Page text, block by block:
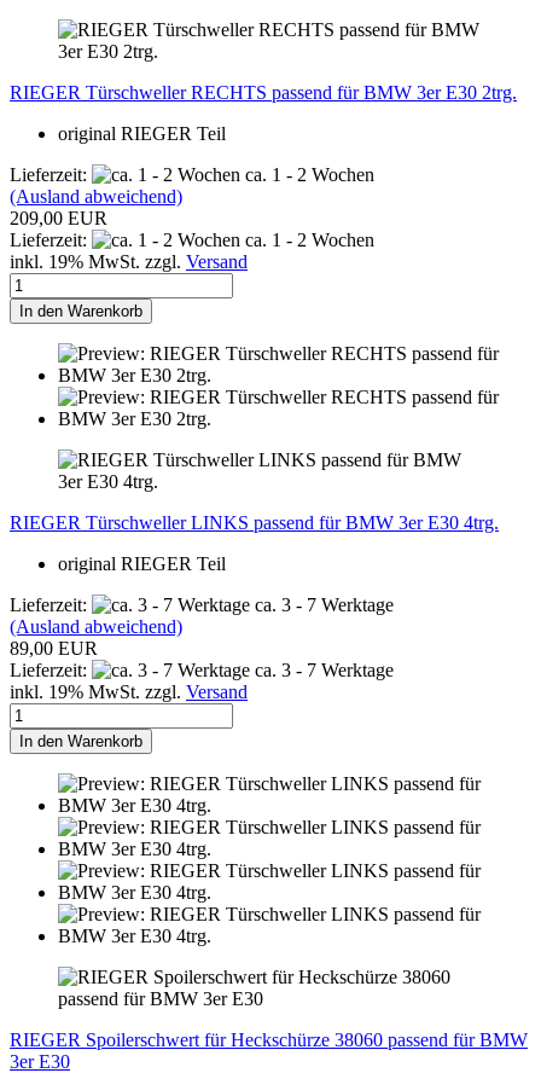
RIEGER Türschweller RECHTS passend für BMW 3er E30 2trg.
original RIEGER Teil
Lieferzeit:
ca. 1 - 2 Wochen
(Ausland abweichend)
209,00 EUR
Lieferzeit:
ca. 1 - 2 Wochen
inkl. 19% MwSt. zzgl. Versand
In den Warenkorb
RIEGER Türschweller LINKS passend für BMW 3er E30 4trg.
original RIEGER Teil
Lieferzeit:
ca. 3 - 7 Werktage
(Ausland abweichend)
89,00 EUR
Lieferzeit:
ca. 3 - 7 Werktage
inkl. 19% MwSt. zzgl. Versand
In den Warenkorb
RIEGER Spoilerschwert für Heckschürze 38060 passend für BMW
3er E30